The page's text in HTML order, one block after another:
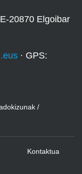
20870 Elgoibar
· GPS:
/
Kontaktua